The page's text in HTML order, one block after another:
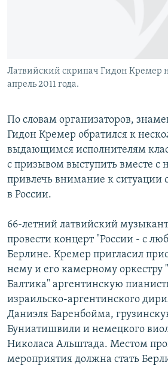
Латвийский скрипач Гидон Кремер
апрель 2011 года.
По словам организаторов,
Гидон Кремер обратился к
выдающимся исполнителям
с призывом выступить вместе с
привлечь внимание к ситуации
в России.
66-летний латвийский
провести концерт "России - с
Берлине. Кремер пригласил
нему и его камерному оркестру
Балтика" аргентинскую
израильско-аргентинского
Даниэля Баренбойма,
Буниатишвили и немецкого
Николаса Альштада. Местом
мероприятия должна стать